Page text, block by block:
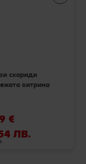
скариди
витрина
€
ЛВ.